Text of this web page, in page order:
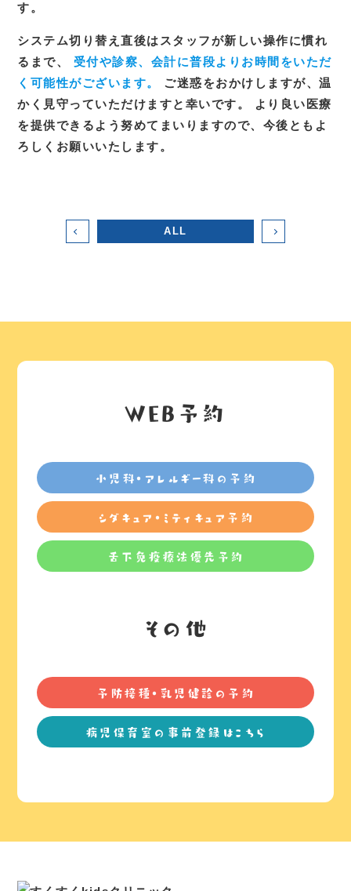
す。
システム切り替え直後はスタッフが新しい操作に慣れ
るまで、 受付や診察、会計に普段よりお時間をいただ
く可能性がございます。
ご迷惑をおかけしますが、温
かく見守っていただけますと幸いです。 より良い医療
を提供できるよう努めてまいりますので、今後ともよ
ろしくお願いいたします。
ALL
WEB予約
小児科・アレルギー科の予約
シダキュア・ミティキュア予約
舌下免疫療法優先予約
その他
予防接種・乳児健診の予約
病児保育室の事前登録はこちら